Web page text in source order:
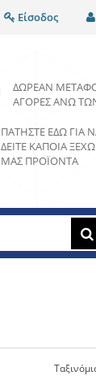
Είσοδος
ΔΩΡΕΆΝ
ΑΓΟΡΈΣ ΆΝΩ
ΠΑΤΉΣΤΕ ΕΔΏ ΓΙΑ
ΔΕΊΤΕ ΚΆΠΟΙΑ
ΜΑΣ ΠΡΟΪΌΝΤΑ